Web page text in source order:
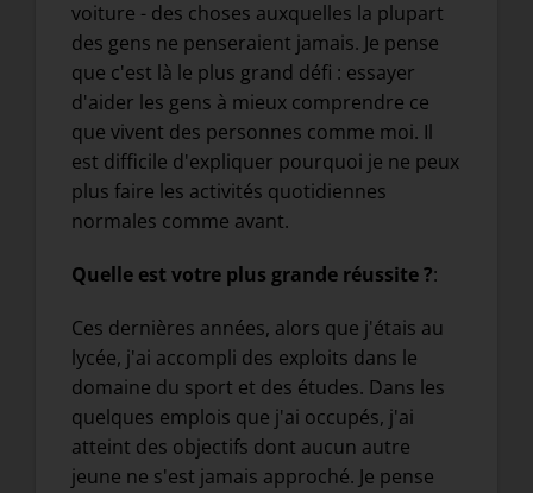
voiture - des choses auxquelles la plupart
des gens ne penseraient jamais. Je pense
que c'est là le plus grand défi : essayer
d'aider les gens à mieux comprendre ce
que vivent des personnes comme moi. Il
est difficile d'expliquer pourquoi je ne peux
plus faire les activités quotidiennes
normales comme avant.
Quelle est votre plus grande réussite ?:
Ces dernières années, alors que j'étais au
lycée, j'ai accompli des exploits dans le
domaine du sport et des études. Dans les
quelques emplois que j'ai occupés, j'ai
atteint des objectifs dont aucun autre
jeune ne s'est jamais approché. Je pense